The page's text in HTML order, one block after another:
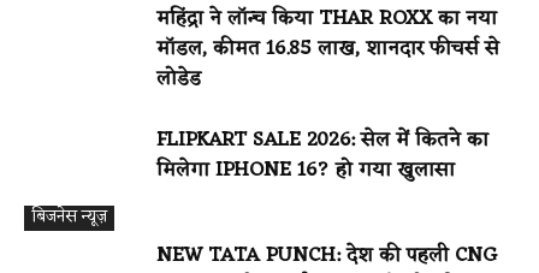
बिजनेस न्यूज़
महिंद्रा ने लॉन्च किया THAR ROXX का नया
मॉडल, कीमत 16.85 लाख, शानदार फीचर्स से
लोडेड
FLIPKART SALE 2026: सेल में कितने का
मिलेगा IPHONE 16? हो गया खुलासा
NEW TATA PUNCH: देश की पहली CNG